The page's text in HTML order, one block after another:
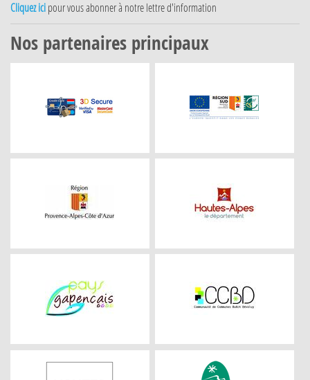
Cliquez ici pour vous abonner à notre lettre d'information
Nos partenaires principaux